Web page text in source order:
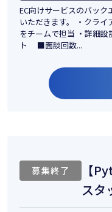
EC向けサービスのバッ
いただきます。 ・クラ
をチームで担当 ・詳細
ト ■面談回数...
募集終了
【
スタ